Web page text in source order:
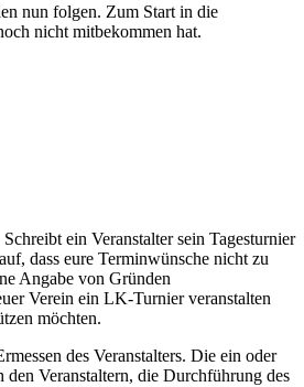
nun folgen. Zum Start in die
nicht mitbekommen hat.
ein Veranstalter sein Tagesturnier
dass eure Terminwünsche nicht zu
Angabe von Gründen
Verein ein LK-Turnier veranstalten
möchten.
des Veranstalters. Die ein oder
Veranstaltern, die Durchführung des